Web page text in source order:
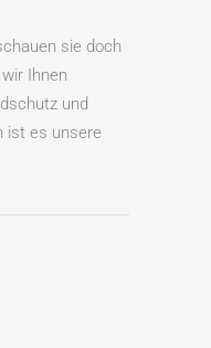
sie doch
Ihnen
und
ist es unsere